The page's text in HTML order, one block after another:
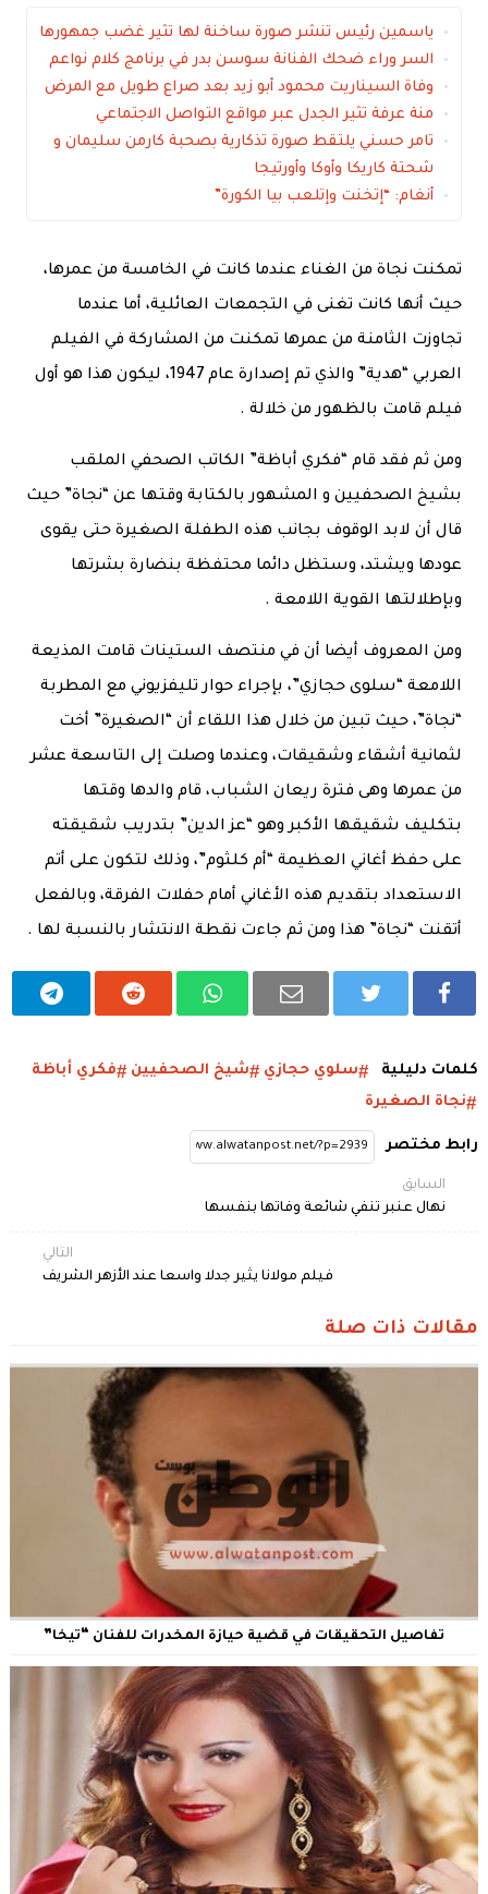
ياسمين رئيس تنشر صورة ساخنة لها تثير غضب جمهورها
السر وراء ضحك الفنانة سوسن بدر في برنامج كلام نواعم
وفاة السيناريت محمود أبو زيد بعد صراع طويل مع المرض
منة عرفة تثير الجدل عبر مواقع التواصل الاجتماعي
تامر حسني يلتقط صورة تذكارية بصحبة كارمن سليمان و
شحتة كاريكا وأوكا وأورتيجا
أنغام: “إتخنت وإتلعب بيا الكورة”
تمكنت نجاة من الغناء عندما كانت في الخامسة من عمرها،
حيث أنها كانت تغنى في التجمعات العائلية، أما عندما
تجاوزت الثامنة من عمرها تمكنت من المشاركة في الفيلم
العربي “هدية” والذي تم إصدارة عام 1947، ليكون هذا هو أول
فيلم قامت بالظهور من خلالة .
ومن ثم فقد قام “فكري أباظة” الكاتب الصحفي الملقب
بشيخ الصحفيين و المشهور بالكتابة وقتها عن “نجاة” حيث
قال أن لابد الوقوف بجانب هذه الطفلة الصغيرة حتى يقوى
عودها ويشتد، وستظل دائما محتفظة بنضارة بشرتها
وبإطلالتها القوية اللامعة .
ومن المعروف أيضا أن في منتصف الستينات قامت المذيعة
اللامعة “سلوى حجازي”، بإجراء حوار تليفزيوني مع المطربة
“نجاة”، حيث تبين من خلال هذا اللقاء أن “الصغيرة” أخت
لثمانية أشقاء وشقيقات، وعندما وصلت إلى التاسعة عشر
من عمرها وهى فترة ريعان الشباب، قام والدها وقتها
بتكليف شقيقها الأكبر وهو “عز الدين” بتدريب شقيقته
على حفظ أغاني العظيمة “أم كلثوم”، وذلك لتكون على أتم
الاستعداد بتقديم هذه الأغاني أمام حفلات الفرقة، وبالفعل
أتقنت “نجاة” هذا ومن ثم جاءت نقطة الانتشار بالنسبة لها .
كلمات دليلية سلوي حجازي شيخ الصحفيين
فكري أباظة
نجاة الصغيرة
رابط مختصر
السابق
نهال عنبر تنفي شائعة وفاتها بنفسها
التالي
فيلم مولانا يثير جدلا واسعا عند الأزهر الشريف
مقالات ذات صلة
تفاصيل التحقيقات في قضية حيازة المخدرات للفنان “تيخا”